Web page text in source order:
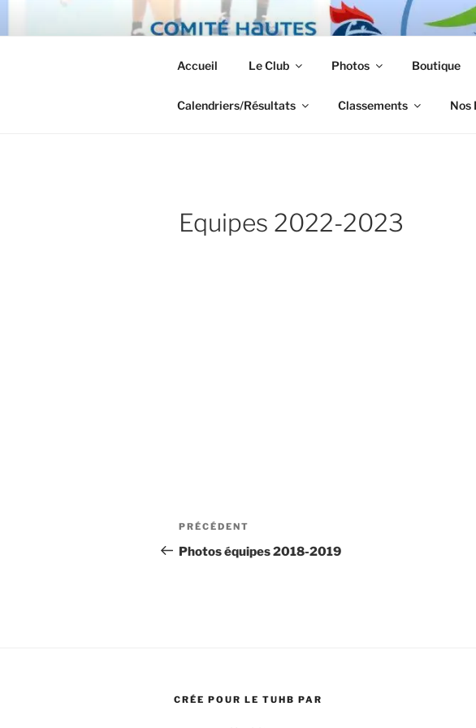
TUHB
Accueil Le Club Photos Boutique
Calendriers/Résultats Classements Nos
Equipes 2022-2023
Navigation
de
Article
précédent
PRÉCÉDENT
Photos équipes 2018-2019
CRÉE POUR LE TUHB PAR